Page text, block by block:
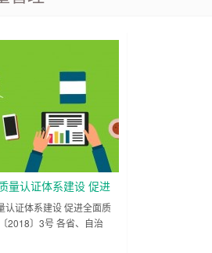
量认证体系建设 促进
见
认证体系建设 促进全面质
2018〕3号 各省、自治